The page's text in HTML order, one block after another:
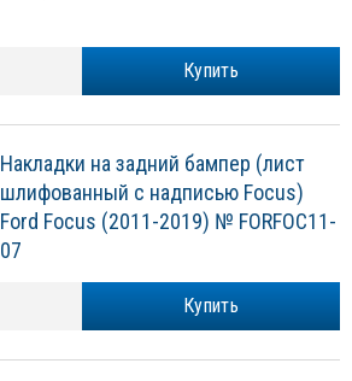
Купить
Накладки на задний бампер (лист
шлифованный с надписью Focus)
Ford Focus (2011-2019) № FORFOC11-
07
Купить